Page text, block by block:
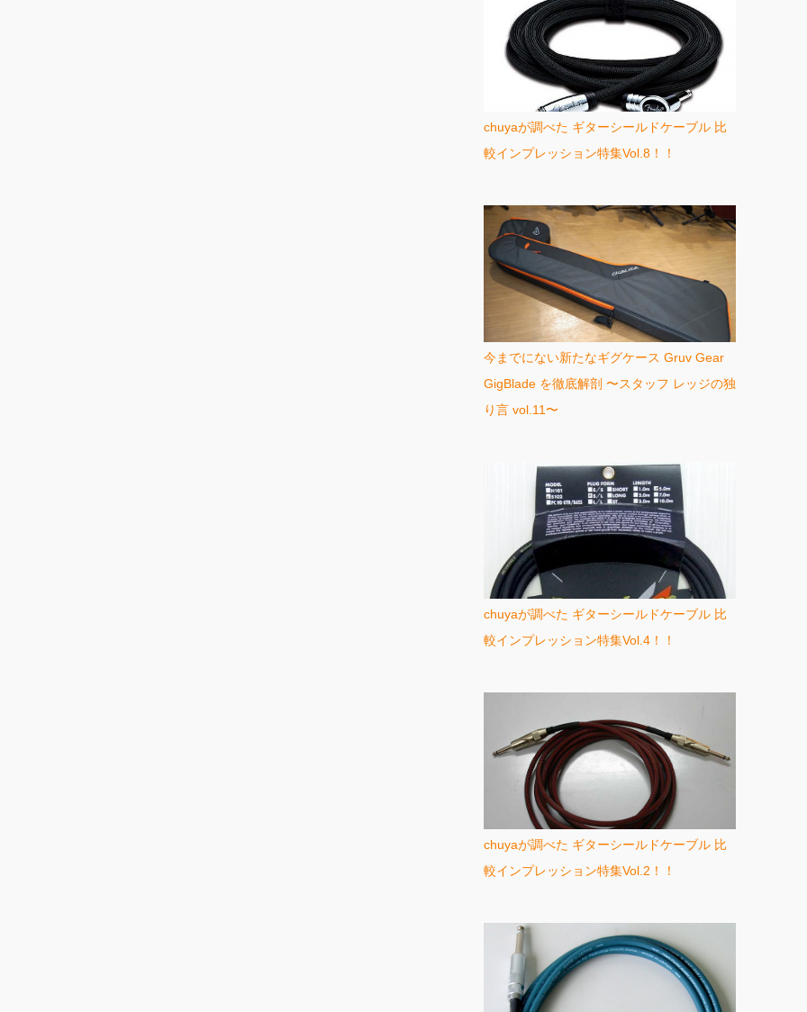
chuyaが調べた ギターシールドケーブル 比
較インプレッション特集Vol.8！！
今までにない新たなギグケース Gruv Gear
GigBlade を徹底解剖 〜スタッフ レッジの独
り言 vol.11〜
chuyaが調べた ギターシールドケーブル 比
較インプレッション特集Vol.4！！
chuyaが調べた ギターシールドケーブル 比
較インプレッション特集Vol.2！！